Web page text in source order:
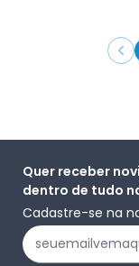
Quer receber
dentro de tudo
Cadastre-se na